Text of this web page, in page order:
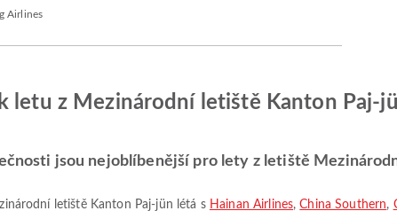
Airlines
letu z Mezinárodní letiště Kanton Paj-
jsou nejoblíbenější pro lety z letiště
letiště Kanton Paj-jün létá s Hainan Airlines,China Southern,